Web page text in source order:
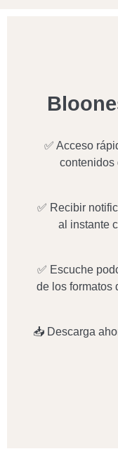
✅ Acceso
contenidos
✅ Recibir
al instante
✅ Escuche
de los formatos
📥 Descarga